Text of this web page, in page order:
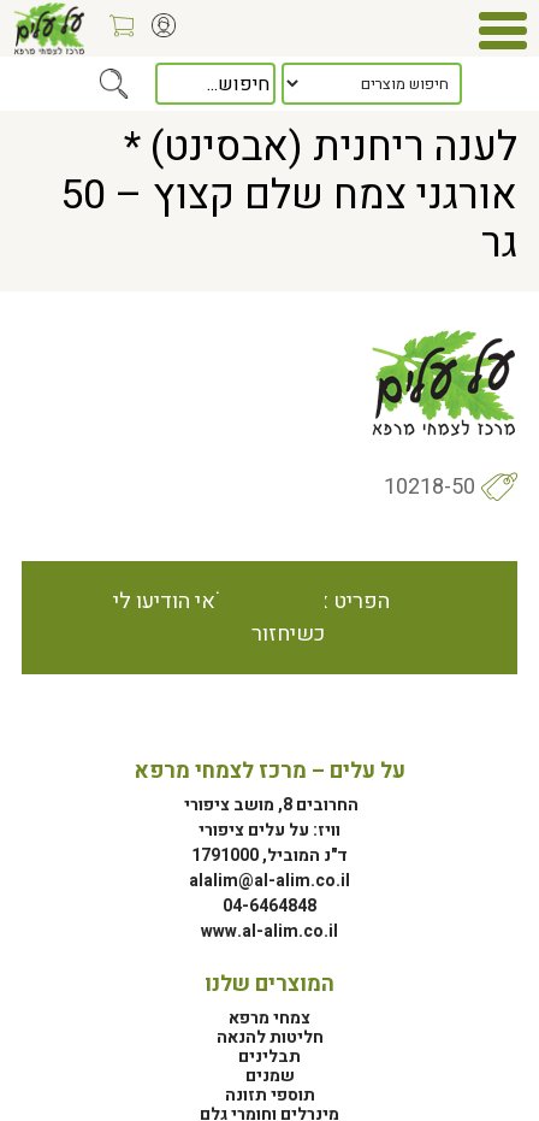
> לענה ריחנית (אבסינט) * אורגני צמח שלם קצוץ – 50 גר
לענה ריחנית (אבסינט) *
אורגני צמח שלם קצוץ – 50
גר
10218-50
הפריט אינו זמין במלאי הודיעו לי
כשיחזור
על עלים – מרכז לצמחי מרפא
החרובים 8, מושב ציפורי
וויז: על עלים ציפורי
ד"נ המוביל, 1791000
alalim@al-alim.co.il
04-6464848
www.al-alim.co.il
המוצרים שלנו
צמחי מרפא
חליטות להנאה
תבלינים
שמנים
תוספי תזונה
מינרלים וחומרי גלם